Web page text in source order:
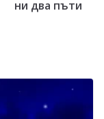
ни два пъти